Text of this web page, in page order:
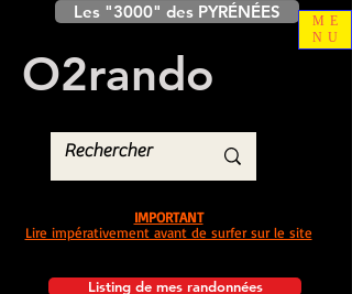
Les "3000" des PYRÉNÉES
O2rando
Listing de mes randonnées
IMPORTANT
Lire impérativement avant de surfer sur le site
ME
NU